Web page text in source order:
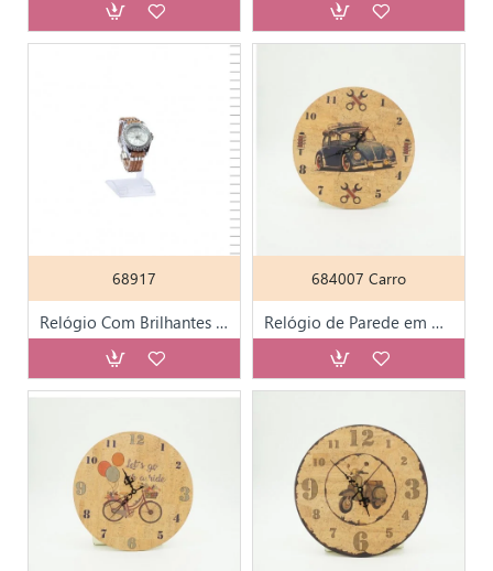
68917
Relógio Com Brilhantes E Bracelete De Cortiça
684007 Carro
Relógio de Parede em Cortiça Div. Modelos C/ Cx.